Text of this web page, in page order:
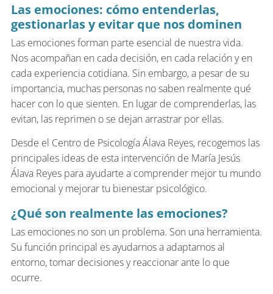
Las emociones: cómo entenderlas,
gestionarlas y evitar que nos dominen
Las emociones forman parte esencial de nuestra vida.
Nos acompañan en cada decisión, en cada relación y en
cada experiencia cotidiana. Sin embargo, a pesar de su
importancia, muchas personas no saben realmente qué
hacer con lo que sienten. En lugar de comprenderlas, las
evitan, las reprimen o se dejan arrastrar por ellas.
Desde el Centro de Psicología Álava Reyes, recogemos las
principales ideas de esta intervención de María Jesús
Álava Reyes para ayudarte a comprender mejor tu mundo
emocional y mejorar tu bienestar psicológico.
¿Qué son realmente las emociones?
Las emociones no son un problema. Son una herramienta.
Su función principal es ayudarnos a adaptarnos al
entorno, tomar decisiones y reaccionar ante lo que
ocurre.